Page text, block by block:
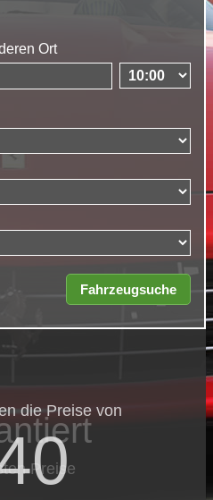
Ort
die Preise von
Preise